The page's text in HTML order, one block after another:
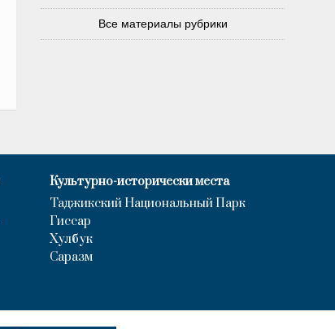
Все материалы рубрики
Культурно-исторически места
Таджикский Национальный Парк
Гиссар
Хулбук
Саразм